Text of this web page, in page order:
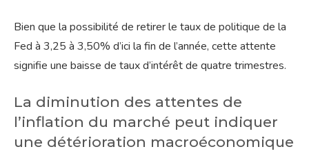
Bien que la possibilité de retirer le taux de politique de la
Fed à 3,25 à 3,50% d’ici la fin de l’année, cette attente
signifie une baisse de taux d’intérêt de quatre trimestres.
La diminution des attentes de
l’inflation du marché peut indiquer
une détérioration macroéconomique